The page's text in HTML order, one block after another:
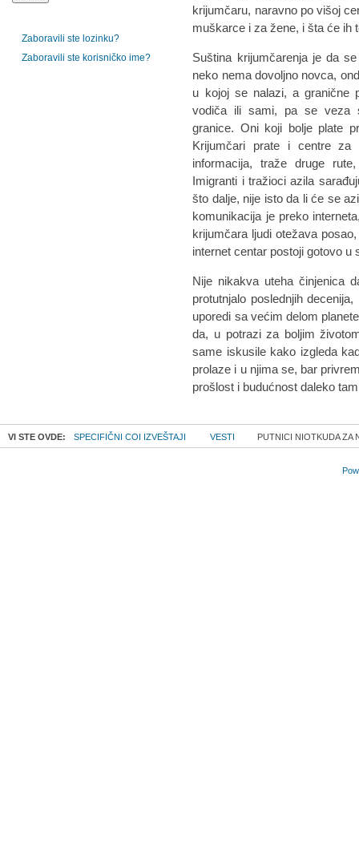
krijumčaru, naravno po višoj
muškarce i za žene, i šta će ih
Suština krijumčarenja je da
neko nema dovoljno novca,
u kojoj se nalazi, a granične
vodiča ili sami, pa se veza
granice. Oni koji bolje plate
Krijumčari prate i centre
informacija, traže druge
Imigranti i tražioci azila
što dalje, nije isto da li će se
komunikacija je preko
krijumčara ljudi otežava
internet centar postoji gotovo
Nije nikakva uteha činjenica
protutnjalo poslednjih
uporedi sa većim delom
da, u potrazi za boljim
same iskusile kako izgleda
prolaze i u njima se, bar
prošlost i budućnost daleko
Zaboravili ste lozinku?
Zaboravili ste korisničko ime?
VI STE OVDE: SPECIFIČNI COI IZVEŠTAJI VESTI PUTNICI NIOTKUDA ZA